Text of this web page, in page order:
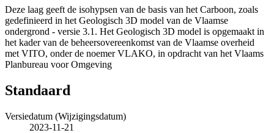
Deze laag geeft de isohypsen van de basis van het Carboon, zoals
gedefinieerd in het Geologisch 3D model van de Vlaamse
ondergrond - versie 3.1. Het Geologisch 3D model is opgemaakt in
het kader van de beheersovereenkomst van de Vlaamse overheid
met VITO, onder de noemer VLAKO, in opdracht van het Vlaams
Planbureau voor Omgeving
Standaard
Versiedatum (Wijzigingsdatum)
2023-11-21